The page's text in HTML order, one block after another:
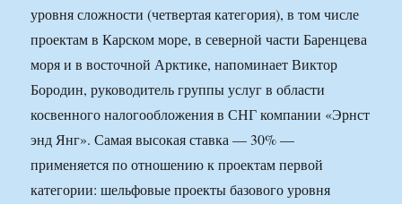
уровня сложности (четвертая категория), в том числе
проектам в Карском море, в северной части Баренцева
моря и в восточной Арктике, напоминает Виктор
Бородин, руководитель группы услуг в области
косвенного налогообложения в СНГ компании «Эрнст
энд Янг». Самая высокая ставка — 30% —
применяется по отношению к проектам первой
категории: шельфовые проекты базового уровня